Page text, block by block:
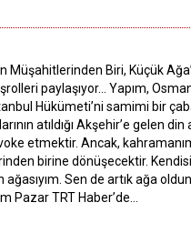
Müşahitlerinden Biri, Küçük
paylaşıyor… Yapım,
Hükümeti’ni samimi bir
atıldığı Akşehir’e gelen
etmektir. Ancak,
birine dönüşecektir.
ağasıyım. Sen de artık ağa
Pazar TRT Haber’de…